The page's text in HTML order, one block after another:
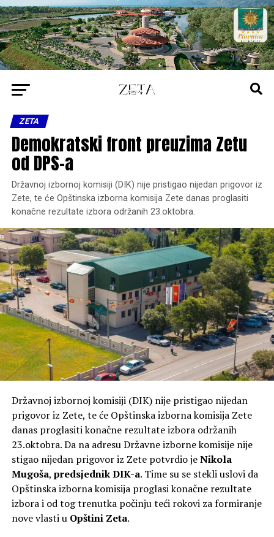
ZETA
Demokratski front preuzima Zetu
od DPS-a
Državnoj izbornoj komisiji (DIK) nije pristigao nijedan prigovor iz
Zete, te će Opštinska izborna komisija Zete danas proglasiti
konačne rezultate izbora održanih 23.oktobra.
Državnoj izbornoj komisiji (DIK) nije pristigao nijedan
prigovor iz Zete, te će Opštinska izborna komisija Zete
danas proglasiti konačne rezultate izbora održanih
23.oktobra. Da na adresu Državne izborne komisije nije
stigao nijedan prigovor iz Zete potvrdio jeNikola
Mugoša, predsjednik DIK-a. Time su se stekli uslovi da
Opštinska izborna komisija proglasi konačne rezultate
izbora i od tog trenutka počinju teći rokovi za formiranje
nove vlasti u Opštini Zeta.